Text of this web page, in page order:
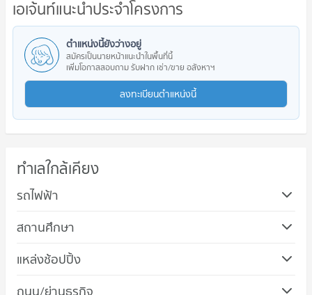
เอเจ้นท์แนะนำประจำโครงการ
ตำแหน่งนี้ยังว่างอยู่
สมัครเป็นนายหน้าแนะนำในพื้นที่นี้
เพิ่มโอกาสสอบถาม รับฝาก เช่า/ขาย อสังหาฯ
ลงทะเบียนตำแหน่งนี้
ทำเลใกล้เคียง
รถไฟฟ้า
สถานศึกษา
แหล่งช้อปปิ้ง